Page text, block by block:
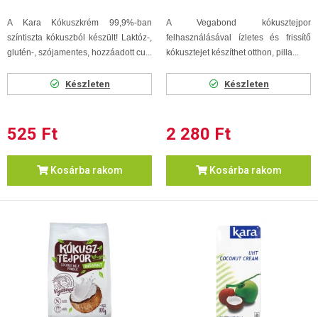
A Kara Kókuszkrém 99,9%-ban
színtiszta kókuszból készült! Laktóz-,
glutén-, szójamentes, hozzáadott cu...
Készleten
525 Ft
Kosárba rakom
A Vegabond kókusztejpor
felhasználásával ízletes és frissítő
kókusztejet készíthet otthon, pilla...
Készleten
2 280 Ft
Kosárba rakom